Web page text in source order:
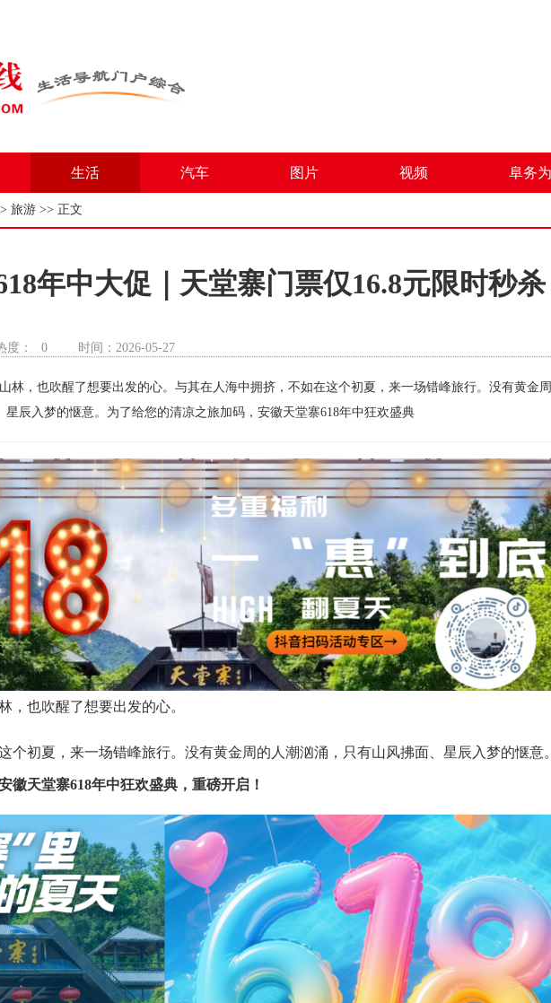
生活 汽车 图片 视频 阜务
旅游 >> 正文
年中大促｜天堂寨门票仅16.8元限时秒杀
度： 0 时间：2026-05-27
林，也吹醒了想要出发的心。与其在人海中拥挤，不如在这个初夏，来一场错峰旅行。没有黄金周
星辰入梦的惬意。为了给您的清凉之旅加码，安徽天堂寨618年中狂欢盛典
也吹醒了想要出发的心。
个初夏，来一场错峰旅行。没有黄金周的人潮汹涌，只有山风拂面、星辰入梦的惬意
徽天堂寨618年中狂欢盛典，重磅开启！